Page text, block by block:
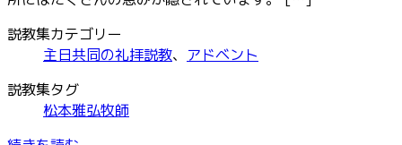
説教集カテゴリー
主日共同の礼拝説教、 アドベント
説教集タグ
松本雅弘牧師